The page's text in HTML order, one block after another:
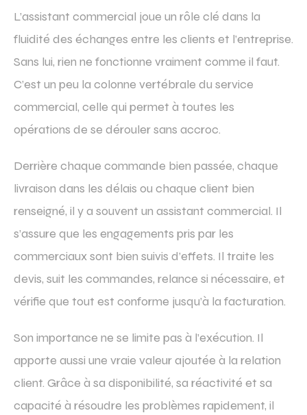
L’assistant commercial joue un rôle clé dans la
fluidité des échanges entre les clients et l’entreprise.
Sans lui, rien ne fonctionne vraiment comme il faut.
C’est un peu la colonne vertébrale du service
commercial, celle qui permet à toutes les
opérations de se dérouler sans accroc.
Derrière chaque commande bien passée, chaque
livraison dans les délais ou chaque client bien
renseigné, il y a souvent un assistant commercial. Il
s’assure que les engagements pris par les
commerciaux sont bien suivis d’effets. Il traite les
devis, suit les commandes, relance si nécessaire, et
vérifie que tout est conforme jusqu’à la facturation.
Son importance ne se limite pas à l’exécution. Il
apporte aussi une vraie valeur ajoutée à la relation
client. Grâce à sa disponibilité, sa réactivité et sa
capacité à résoudre les problèmes rapidement, il